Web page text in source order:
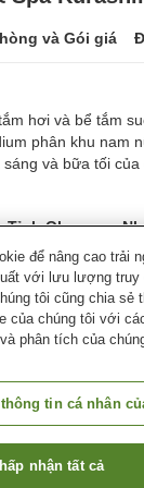
và Gói giá
hơi và bể tắm
phân khu nam
và bữa tối
Okayama,
878lượt
Spa / Salon
Lounge
Tỉnh Okayama
phòng trống
để nâng cao trải
với lưu lượng truy
tôi cũng chia sẻ
của chúng tôi với
phân tích của
tin cá nhân
nhận tất cả